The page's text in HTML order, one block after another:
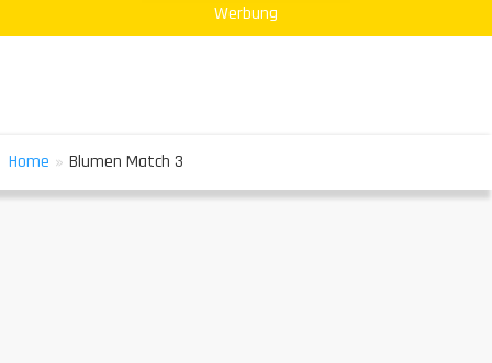
Werbung
Home » Blumen Match 3